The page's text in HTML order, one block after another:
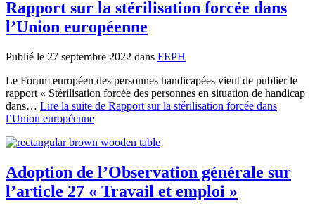
Rapport sur la stérilisation forcée dans
l’Union européenne
Publié le 27 septembre 2022 dans FEPH
Le Forum européen des personnes handicapées vient de publier le
rapport « Stérilisation forcée des personnes en situation de handicap
dans… Lire la suite de Rapport sur la stérilisation forcée dans
l’Union européenne
Adoption de l’Observation générale sur
l’article 27 « Travail et emploi »